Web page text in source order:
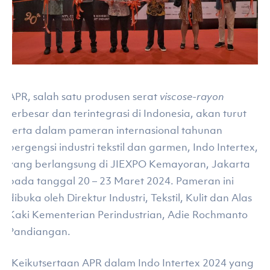
APR, salah satu produsen serat viscose-rayon
terbesar dan terintegrasi di Indonesia, akan turut
serta dalam pameran internasional tahunan
bergengsi industri tekstil dan garmen, Indo Intertex,
yang berlangsung di JIEXPO Kemayoran, Jakarta
pada tanggal 20 – 23 Maret 2024. Pameran ini
dibuka oleh Direktur Industri, Tekstil, Kulit dan Alas
Kaki Kementerian Perindustrian, Adie Rochmanto
Pandiangan.
“Keikutsertaan APR dalam Indo Intertex 2024 yang